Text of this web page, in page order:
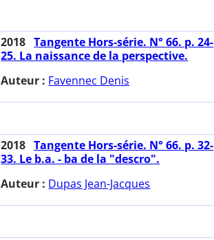
2018 Tangente Hors-série. N° 66. p. 24-
25. La naissance de la perspective.
Auteur : Favennec Denis
2018 Tangente Hors-série. N° 66. p. 32-
33. Le b.a. - ba de la "descro".
Auteur : Dupas Jean-Jacques